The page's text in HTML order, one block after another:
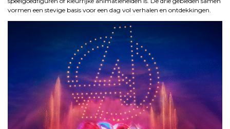
vormen een stevige basis voor een dag vol verhalen en ontdekkingen.